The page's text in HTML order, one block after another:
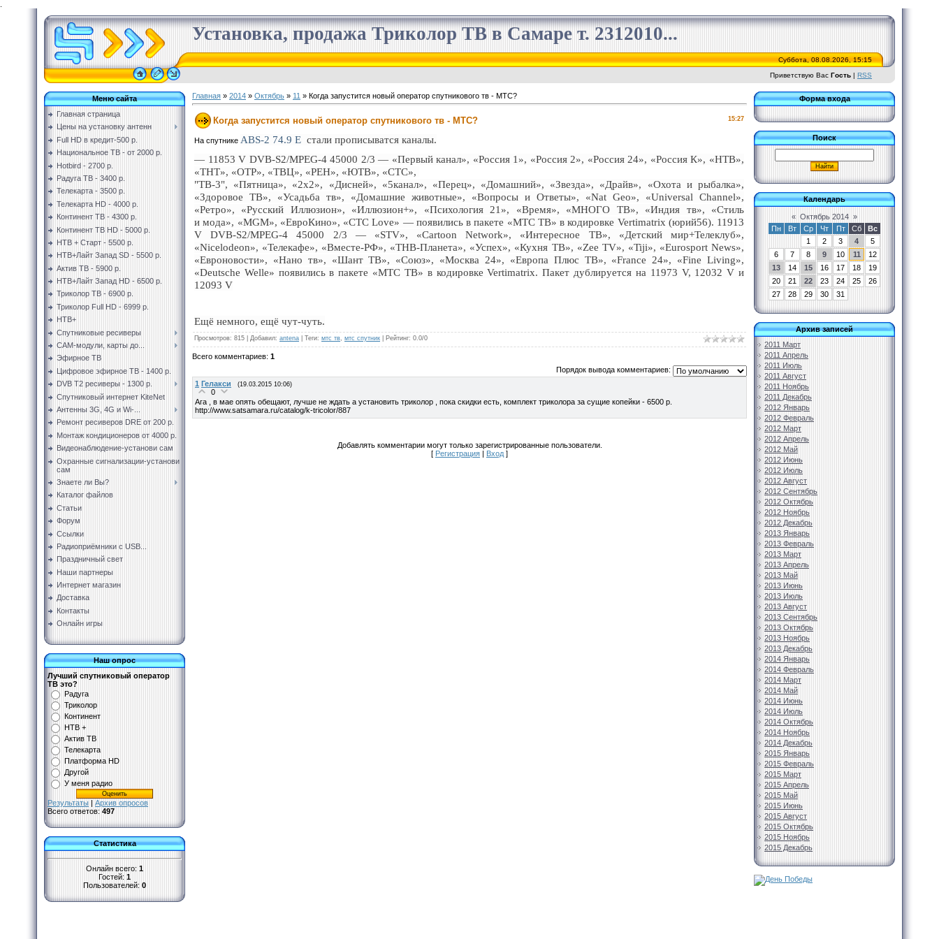
Установка, продажа Триколор ТВ в Самаре т. 2312010...
Суббота, 08.08.2026, 15:15
Приветствую Вас Гость | RSS
Меню сайта
Главная страница
Цены на установку антенн
Full HD в кредит-500 р.
Национальное ТВ - от 2000 р.
Hotbird - 2700 р.
Радуга ТВ - 3400 р.
Телекарта - 3500 р.
Телекарта HD - 4000 р.
Континент ТВ - 4300 р.
Континент ТВ HD - 5000 р.
НТВ + Старт - 5500 р.
НТВ+Лайт Запад SD - 5500 р.
Актив ТВ - 5900 р.
НТВ+Лайт Запад HD - 6500 р.
Триколор ТВ - 6900 р.
Триколор Full HD - 6999 р.
НТВ+
Спутниковые ресиверы
CAM-модули, карты до...
Эфирное ТВ
Цифровое эфирное ТВ - 1400 р.
DVB T2 ресиверы - 1300 р.
Спутниковый интернет KiteNet
Антенны 3G, 4G и Wi-...
Ремонт ресиверов DRE от 200 р.
Монтаж кондиционеров от 4000 р.
Видеонаблюдение-установи сам
Охранные сигнализации-установи
сам
Знаете ли Вы?
Каталог файлов
Статьи
Форум
Ссылки
Радиоприёмники с USB...
Праздничный свет
Наши партнеры
Интернет магазин
Доставка
Контакты
Онлайн игры
Наш опрос
Лучший спутниковый оператор
ТВ это?
Радуга
Триколор
Континент
НТВ +
Актив ТВ
Телекарта
Платформа HD
Другой
У меня радио
Результаты | Архив опросов
Всего ответов: 497
Статистика
Онлайн всего: 1
Гостей: 1
Пользователей: 0
Главная » 2014 » Октябрь » 11 » Когда запустится новый оператор спутникового тв - МТС?
15:27
Когда запустится новый оператор спутникового тв - МТС?
На спутнике ABS-2 74.9 E стали прописыватся каналы.
— 11853 V DVB-S2/MPEG-4 45000 2/3 — «Первый канал», «Россия 1», «Россия 2», «Россия 24», «Россия К», «НТВ»,
«ТНТ», «ОТР», «ТВЦ», «РЕН», «ЮТВ», «СТС»,
"ТВ-3", «Пятница», «2х2», «Дисней», «5канал», «Перец», «Домашний», «Звезда», «Драйв», «Охота и рыбалка»,
«Здоровое ТВ», «Усадьба тв», «Домашние животные», «Вопросы и Ответы», «Nat Geo», «Universal Channel»,
«Ретро», «Русский Иллюзион», «Иллюзион+», «Психология 21», «Время», «МНОГО ТВ», «Индия тв», «Стиль
и мода», «MGM», «ЕвроКино», «CTC Love» — появились в пакете «МТС ТВ» в кодировке Vertimatrix (юрий56). 11913
V DVB-S2/MPEG-4 45000 2/3 — «STV», «Cartoon Network», «Интересное ТВ», «Детский мир+Телеклуб»,
«Nicelodeon», «Телекафе», «Вместе-РФ», «ТНВ-Планета», «Успех», «Кухня ТВ», «Zee TV», «Tiji», «Eurosport News»,
«Евроновости», «Нано тв», «Шант ТВ», «Союз», «Москва 24», «Европа Плюс ТВ», «France 24», «Fine Living»,
«Deutsche Welle» появились в пакете «МТС ТВ» в кодировке Vertimatrix. Пакет дублируется на 11973 V, 12032 V и
12093 V
Ещё немного, ещё чут-чуть.
Просмотров: 815 Добавил: antena Теги: мтс тв мтс спутник Рейтинг: 0.0/0
Всего комментариев: 1
Порядок вывода комментариев:
1 Гелакси (19.03.2015 10:06)
0
Ага , в мае опять обещают, лучше не ждать а установить триколор , пока скидки есть, комплект триколора за сущие копейки - 6500 р.
http://www.satsamara.ru/catalog/k-tricolor/887
Добавлять комментарии могут только зарегистрированные пользователи.
[ Регистрация | Вход ]
Форма входа
Поиск
Календарь
« Октябрь 2014 »
Пн
Вт Ср Чт Пт Сб
Вс
1
2 3 4
5
6
7 8 9 10 11
12
13
14 15 16 17 18
19
20
21 22 23 24 25
26
27
28 29 30 31
Архив записей
2011 Март
2011 Апрель
2011 Июль
2011 Август
2011 Ноябрь
2011 Декабрь
2012 Январь
2012 Февраль
2012 Март
2012 Апрель
2012 Май
2012 Июнь
2012 Июль
2012 Август
2012 Сентябрь
2012 Октябрь
2012 Ноябрь
2012 Декабрь
2013 Январь
2013 Февраль
2013 Март
2013 Апрель
2013 Май
2013 Июнь
2013 Июль
2013 Август
2013 Сентябрь
2013 Октябрь
2013 Ноябрь
2013 Декабрь
2014 Январь
2014 Февраль
2014 Март
2014 Май
2014 Июнь
2014 Июль
2014 Октябрь
2014 Ноябрь
2014 Декабрь
2015 Январь
2015 Февраль
2015 Март
2015 Апрель
2015 Май
2015 Июнь
2015 Август
2015 Октябрь
2015 Ноябрь
2015 Декабрь